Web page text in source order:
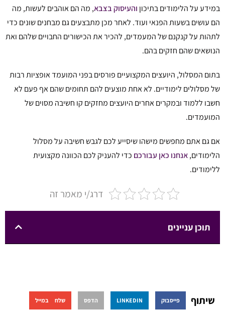
במידע על הלימודים בתיכון והעיסוק בצבא, מה הם אוהבים לעשות, מה
הם עושים בשעות הפנאי ועוד. לאחר מכן מתבצעים גם מבחנים שונים כדי
לתהות על קנקנם של המעמדים, להכיר את הכישורים החבויים שלהם ואת
הנושאים שהם חזקים בהם.
בתום המסלול, היועצים המקצועיים פורסים בפני המועמד אופציות רבות
של מסלולים לימודיים. לא אחת מוצעים להם תחומים שהם אף פעם לא
חשבו ללמוד ובמקרים אחרים היועצים מחזקים קו חשיבה מסוים של
המועמדים.
אם גם אתם מחפשים מישהו שיסייע לכם לגבש חשיבה על מסלול
הלימודים,אנחנו כאן עבורכם כדי להעניק לכם הכוונה מקצועית
ללימודים.
דרג/י מאמר זה
תוכן עניינים
שיתוף פייסבוק LINKEDIN הדפס שלח במייל